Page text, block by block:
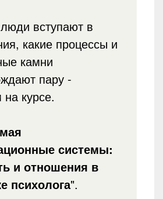
вступают в
какие процессы и
камни
пару -
курсе.
системы:
и отношения в
психолога".